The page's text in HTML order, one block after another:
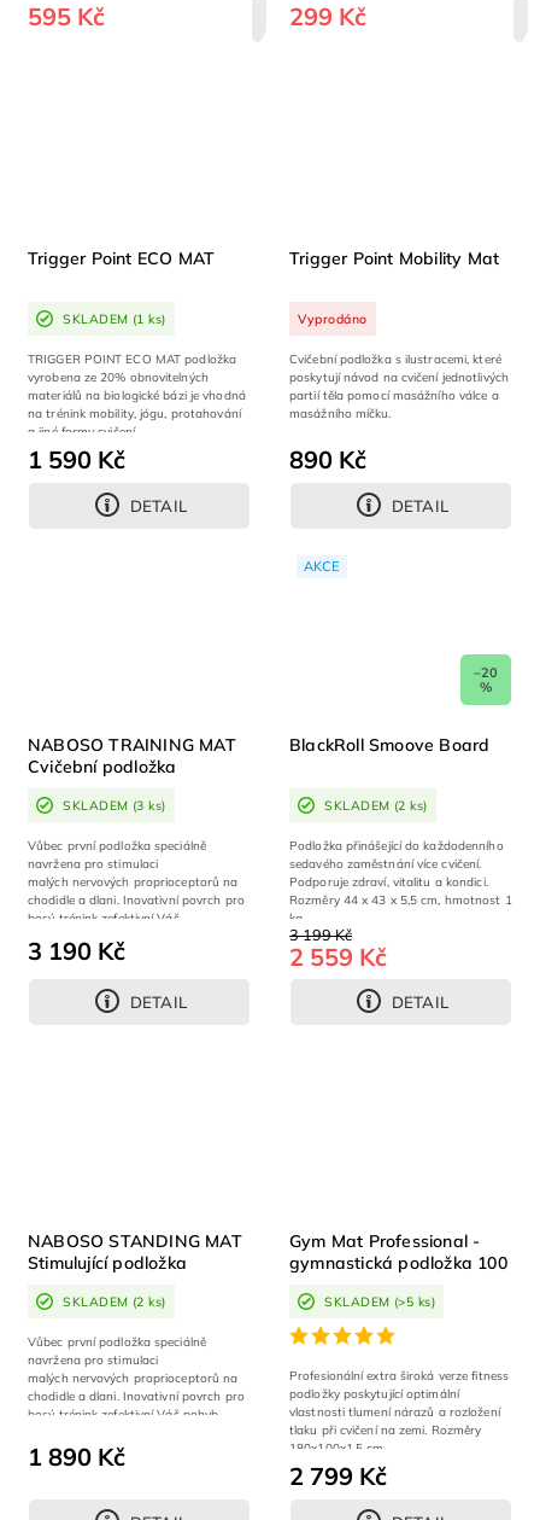
595 Kč DETAIL
299 Kč
Trigger Point ECO MAT
SKLADEM (1 ks)
1 590 Kč
DETAIL
TRIGGER POINT ECO MAT podložka
vyrobena ze 20% obnovitelných
materiálů na biologické bázi je vhodná
na trénink mobility, jógu, protahování
a jiné formy cvičení.
Trigger Point Mobility Mat
Vyprodáno
890 Kč
DETAIL
Cvičební podložka s ilustracemi, které
poskytují návod na cvičení jednotlivých
partií těla pomocí masážního válce a
masážního míčku.
NABOSO TRAINING MAT
Cvičební podložka
SKLADEM (3 ks)
3 190 Kč
DETAIL
Vůbec první podložka speciálně
navržena pro stimulaci
malých nervových proprioceptorů na
chodidle a dlani. Inovativní povrch pro
bosý trénink zefektivní Váš...
AKCE
–20
%
BlackRoll Smoove Board
SKLADEM (2 ks)
3 199 Kč
2 559 Kč
DETAIL
Podložka přinášející do každodenního
sedavého zaměstnání více cvičení.
Podporuje zdraví, vitalitu a kondici.
Rozměry 44 x 43 x 5,5 cm, hmotnost 1
kg.
NABOSO STANDING MAT
Stimulující podložka
SKLADEM (2 ks)
1 890 Kč
Vůbec první podložka speciálně
navržena pro stimulaci
malých nervových proprioceptorů na
chodidle a dlani. Inovativní povrch pro
bosý trénink zefektivní Váš pohyb.
Gym Mat Professional -
gymnastická podložka 100
SKLADEM (>5 ks)
2 799 Kč
Profesionální extra široká verze fitness
podložky poskytující optimální
vlastnosti tlumení nárazů a rozložení
tlaku při cvičení na zemi. Rozměry
180x100x1,5 cm